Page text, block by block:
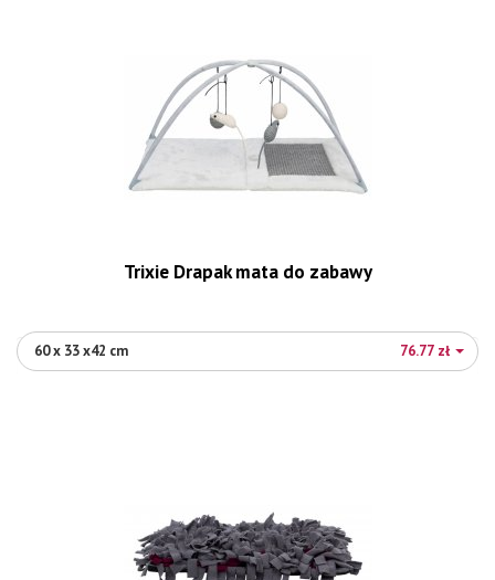
Trixie Drapak mata do zabawy
60 x 33 x42 cm 76.77 zł